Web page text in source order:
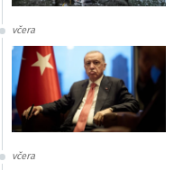
včera
včera